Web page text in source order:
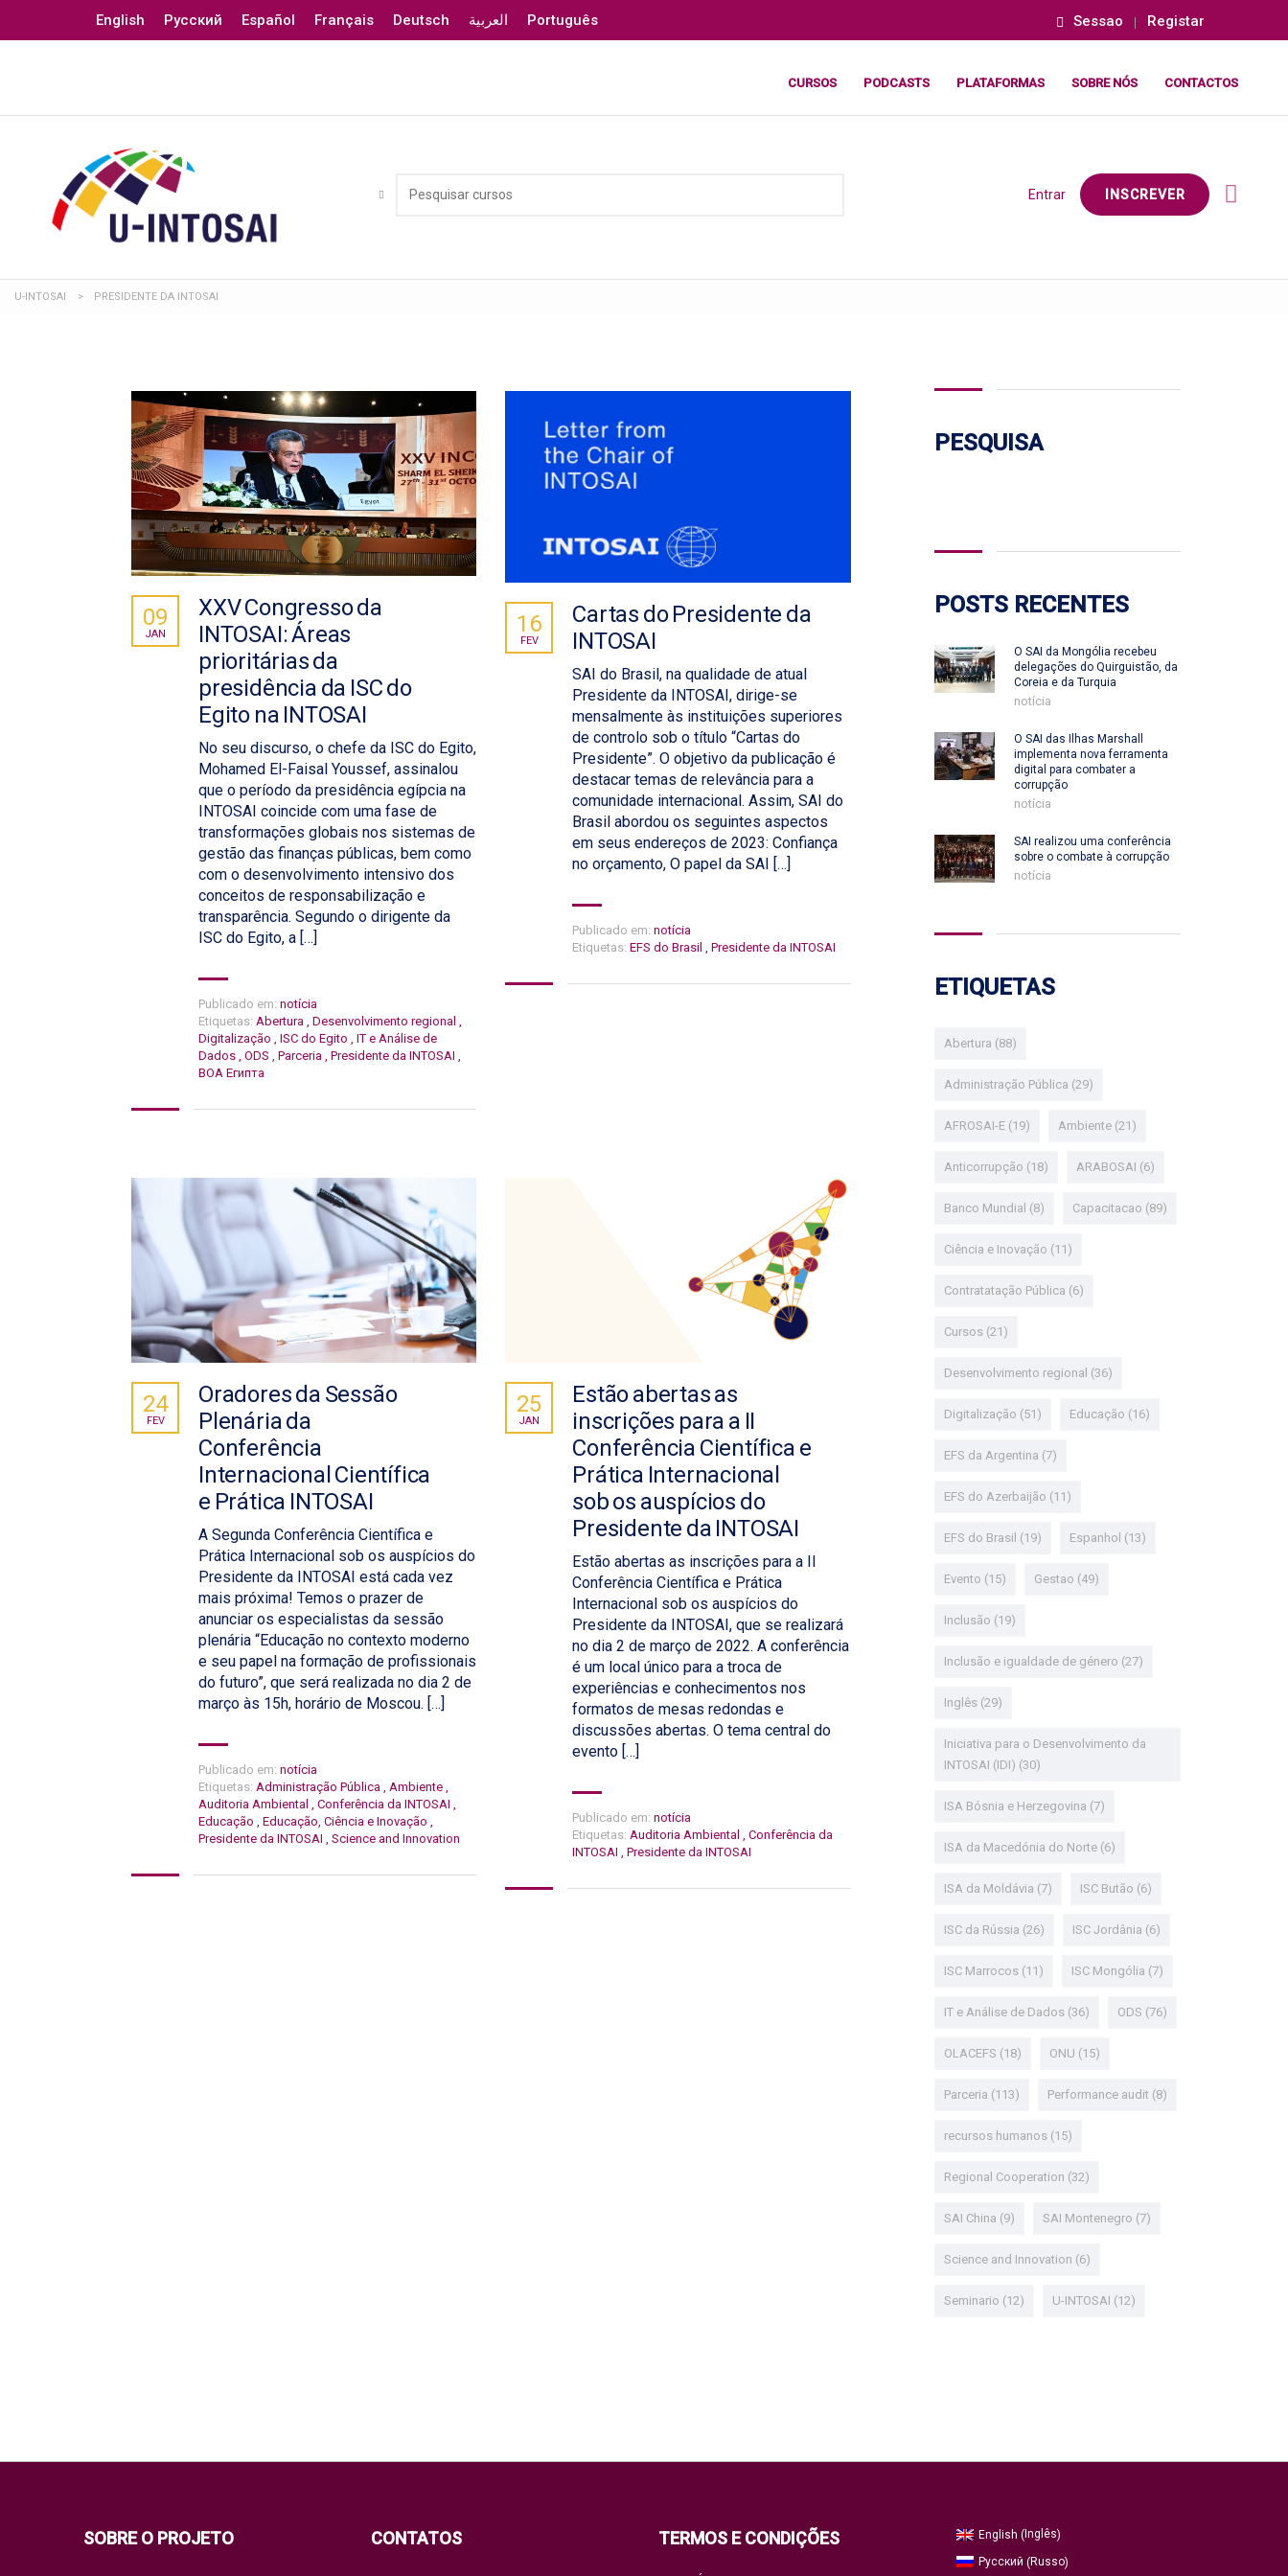
English Русский Español Français Deutsch العربية Português Sessao Registar
CURSOS PODCASTS PLATAFORMAS SOBRE NÓS CONTACTOS
Entrar INSCREVER
U-INTOSAI > PRESIDENTE DA INTOSAI
XXV Congresso da
INTOSAI: Áreas
prioritárias da
presidência da ISC do
Egito na INTOSAI
09
JAN
No seu discurso, o chefe da ISC do Egito,
Mohamed El-Faisal Youssef, assinalou
que o período da presidência egípcia na
INTOSAI coincide com uma fase de
transformações globais nos sistemas de
gestão das finanças públicas, bem como
com o desenvolvimento intensivo dos
conceitos de responsabilização e
transparência. Segundo o dirigente da
ISC do Egito, a […]
Publicado em: notícia
Etiquetas: Abertura , Desenvolvimento regional ,
Digitalização , ISC do Egito , IT e Análise de
Dados , ODS , Parceria , Presidente da INTOSAI ,
ВОА Египта
Cartas do Presidente da
INTOSAI
16
FEV
SAI do Brasil, na qualidade de atual
Presidente da INTOSAI, dirige-se
mensalmente às instituições superiores
de controlo sob o título “Cartas do
Presidente”. O objetivo da publicação é
destacar temas de relevância para a
comunidade internacional. Assim, SAI do
Brasil abordou os seguintes aspectos
em seus endereços de 2023: Confiança
no orçamento, O papel da SAI […]
Publicado em:notícia
Etiquetas:EFS do Brasil, Presidente da INTOSAI
Oradores da Sessão
Plenária da
Conferência
Internacional Científica
e Prática INTOSAI
24
FEV
A Segunda Conferência Científica e
Prática Internacional sob os auspícios do
Presidente da INTOSAI está cada vez
mais próxima! Temos o prazer de
anunciar os especialistas da sessão
plenária “Educação no contexto moderno
e seu papel na formação de profissionais
do futuro”, que será realizada no dia 2 de
março às 15h, horário de Moscou. […]
Publicado em: notícia
Etiquetas: Administração Pública , Ambiente ,
Auditoria Ambiental , Conferência da INTOSAI ,
Educação , Educação, Ciência e Inovação ,
Presidente da INTOSAI , Science and Innovation
Estão abertas as
inscrições para a II
Conferência Científica e
Prática Internacional
sob os auspícios do
Presidente da INTOSAI
25
JAN
Estão abertas as inscrições para a II
Conferência Científica e Prática
Internacional sob os auspícios do
Presidente da INTOSAI, que se realizará
no dia 2 de março de 2022. A conferência
é um local único para a troca de
experiências e conhecimentos nos
formatos de mesas redondas e
discussões abertas. O tema central do
evento […]
Publicado em:notícia
Etiquetas:Auditoria Ambiental, Conferência da
INTOSAI, Presidente da INTOSAI
PESQUISA
POSTS RECENTES
O SAI da Mongólia recebeu
delegações do Quirguistão, da
Coreia e da Turquia
notícia
O SAI das Ilhas Marshall
implementa nova ferramenta
digital para combater a
corrupção
notícia
SAI realizou uma conferência
sobre o combate à corrupção
notícia
ETIQUETAS
Abertura (88)
Administração Pública (29)
AFROSAI-E(19) Ambiente(21)
Anticorrupção (18) ARABOSAI (6)
Banco Mundial (8) Capacitacao (89)
Ciência e Inovação (11)
Contratatação Pública (6)
Cursos(21)
Desenvolvimento regional (36)
Digitalização (51) Educação (16)
EFS da Argentina (7)
EFS do Azerbaijão (11)
EFS do Brasil (19) Espanhol (13)
Evento (15) Gestao (49)
Inclusão (19)
Inclusão e igualdade de género (27)
Inglês(29)
Iniciativa para o Desenvolvimento da
INTOSAI (IDI) (30)
ISA Bósnia e Herzegovina (7)
ISA da Macedónia do Norte(6)
ISA da Moldávia (7) ISC Butão (6)
ISC da Rússia (26) ISC Jordânia (6)
ISC Marrocos(11) ISC Mongólia (7)
IT e Análise de Dados(36) ODS (76)
OLACEFS (18) ONU (15)
Parceria (113) Performance audit (8)
recursos humanos(15)
Regional Cooperation (32)
SAI China (9) SAI Montenegro (7)
Science and Innovation (6)
Seminario (12) U-INTOSAI (12)
SOBRE O PROJETO CONTATOS TERMOS E CONDIÇÕES English (Inglês)
Русский (Russo)